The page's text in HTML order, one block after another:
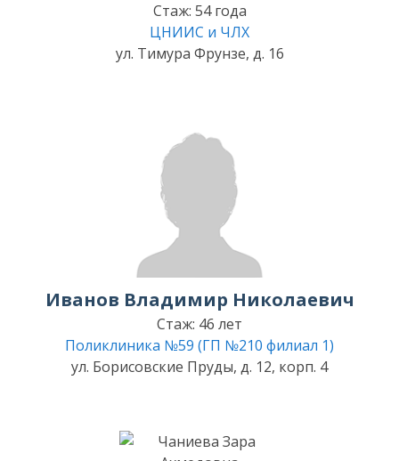
Стаж: 54 года
ЦНИИС и ЧЛХ
ул. Тимура Фрунзе, д. 16
Иванов Владимир Николаевич
Стаж: 46 лет
Поликлиника №59 (ГП №210 филиал 1)
ул. Борисовские Пруды, д. 12, корп. 4